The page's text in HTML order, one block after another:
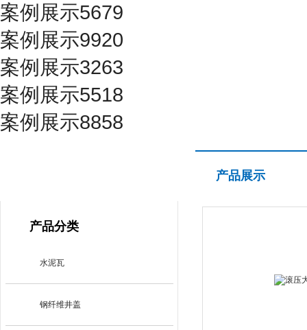
案例展示5679
案例展示9920
案例展示3263
案例展示5518
案例展示8858
产品分类
水泥瓦
钢纤维井盖
产品展示